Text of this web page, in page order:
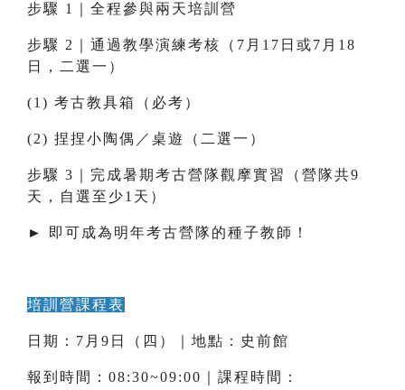
步驟 1｜全程參與兩天培訓營
步驟 2｜通過教學演練考核（7月17日或7月18
日，二選一）
(1) 考古教具箱（必考）
(2) 捏捏小陶偶／桌遊（二選一）
步驟 3｜完成暑期考古營隊觀摩實習（營隊共9
天，自選至少1天）
► 即可成為明年考古營隊的種子教師！
培訓營課程表
日期：7月9日（四）｜地點：史前館
報到時間：08:30~09:00｜課程時間：